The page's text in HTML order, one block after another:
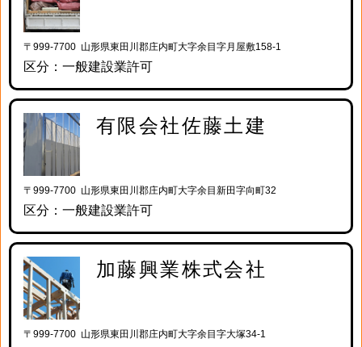
〒999-7700 山形県東田川郡庄内町大字余目字月屋敷158-1
区分：一般建設業許可
有限会社佐藤土建
〒999-7700 山形県東田川郡庄内町大字余目新田字向町32
区分：一般建設業許可
加藤興業株式会社
〒999-7700 山形県東田川郡庄内町大字余目字大塚34-1